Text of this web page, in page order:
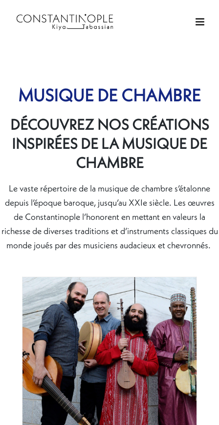
MUSIQUE DE CHAMBRE
DÉCOUVREZ NOS CRÉATIONS
INSPIRÉES DE LA MUSIQUE DE
CHAMBRE
Le vaste répertoire de la musique de chambre s’étalonne
depuis l’époque baroque, jusqu’au XXIe siècle. Les œuvres
de Constantinople l’honorent en mettant en valeurs la
richesse de diverses traditions et d’instruments classiques du
monde joués par des musiciens audacieux et chevronnés.